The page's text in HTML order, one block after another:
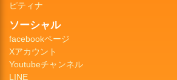
ピティナ
ソーシャル
facebookページ
Xアカウント
Youtubeチャンネル
LINE